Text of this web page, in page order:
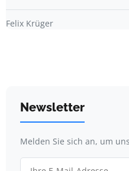
Felix Krüger
Newsletter
Melden Sie sich an, um